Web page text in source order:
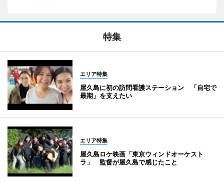
特集
エリア特集
屋久島に初の訪問看護ステーション 「自宅で
最期」を支えたい
エリア特集
屋久島ロケ映画「東京ウィンドオーケスト
ラ」 監督が屋久島で感じたこと